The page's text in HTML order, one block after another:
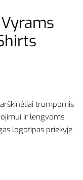
trumpomis
ir lengvoms
logotipas priekyje.